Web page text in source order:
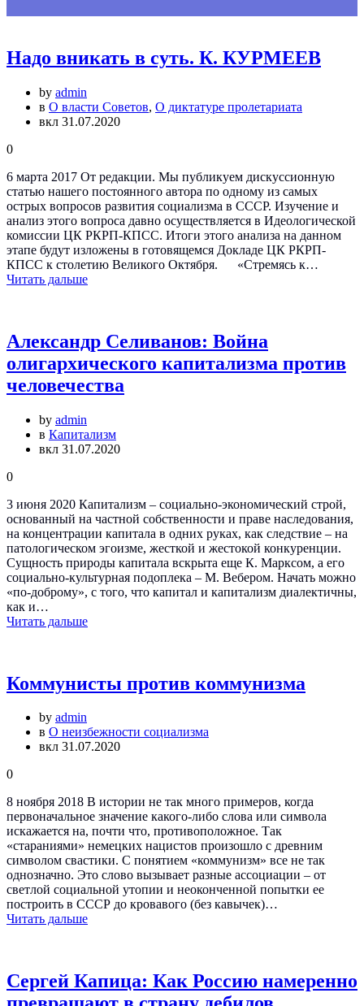
Надо вникать в суть. К. КУРМЕЕВ
by admin
в О власти Советов, О диктатуре пролетариата
вкл 31.07.2020
0
6 марта 2017 От редакции. Мы публикуем дискуссионную
статью нашего постоянного автора по одному из самых
острых вопросов развития социализма в СССР. Изучение и
анализ этого вопроса давно осуществляется в Идеологической
комиссии ЦК РКРП-КПСС. Итоги этого анализа на данном
этапе будут изложены в готовящемся Докладе ЦК РКРП-
КПСС к столетию Великого Октября. «Стремясь к…
Читать дальше
Александр Селиванов: Война
олигархического капитализма против
человечества
by admin
в Капитализм
вкл 31.07.2020
0
3 июня 2020 Капитализм – социально-экономический строй,
основанный на частной собственности и праве наследования,
на концентрации капитала в одних руках, как следствие – на
патологическом эгоизме, жесткой и жестокой конкуренции.
Сущность природы капитала вскрыта еще К. Марксом, а его
социально-культурная подоплека – М. Вебером. Начать можно
«по-доброму», с того, что капитал и капитализм диалектичны,
как и…
Читать дальше
Коммунисты против коммунизма
by admin
в О неизбежности социализма
вкл 31.07.2020
0
8 ноября 2018 В истории не так много примеров, когда
первоначальное значение какого-либо слова или символа
искажается на, почти что, противоположное. Так
«стараниями» немецких нацистов произошло с древним
символом свастики. С понятием «коммунизм» все не так
однозначно. Это слово вызывает разные ассоциации – от
светлой социальной утопии и неоконченной попытки ее
построить в СССР до кровавого (без кавычек)…
Читать дальше
Сергей Капица: Как Россию намеренно